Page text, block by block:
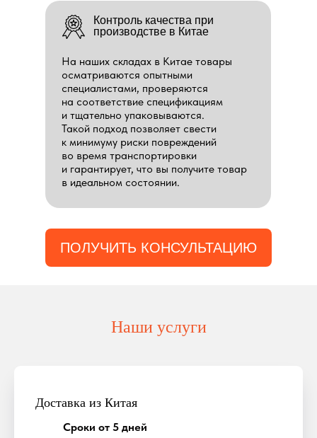
Контроль качества при
производстве в Китае
На наших складах в Китае товары
осматриваются опытными
специалистами, проверяются
на соответствие спецификациям
и тщательно упаковываются.
Такой подход позволяет свести
к минимуму риски повреждений
во время транспортировки
и гарантирует, что вы получите товар
в идеальном состоянии.
ПОЛУЧИТЬ КОНСУЛЬТАЦИЮ
Наши услуги
Доставка из Китая
Сроки от 5 дней